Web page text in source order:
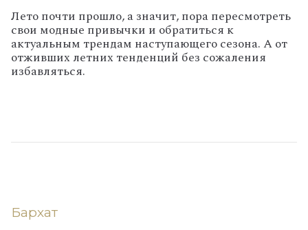
Лето почти прошло, а значит, пора пересмотреть
свои модные привычки и обратиться к
актуальным трендам наступающего сезона. А от
отживших летних тенденций без сожаления
избавляться.
Бархат